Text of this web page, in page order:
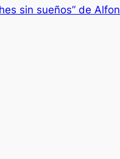
sin sueños” de